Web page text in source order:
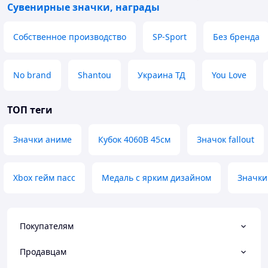
Сувенирные значки, награды
Собственное производство SP-Sport Без бренда
No brand Shantou Украина ТД You Love
ТОП теги
Значки аниме Кубок 4060В 45см Значок fallout
Xbox гейм пасс Медаль с ярким дизайном
Покупателям
Продавцам